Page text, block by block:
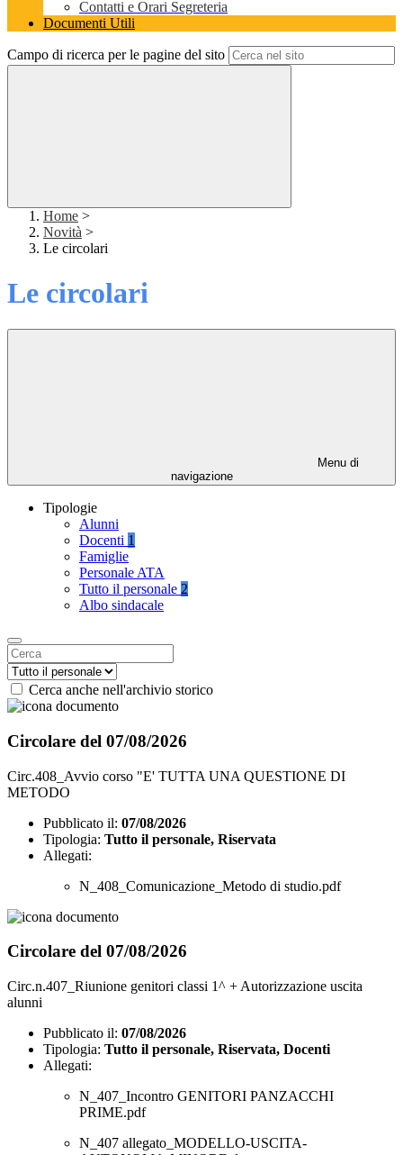
Contatti e Orari Segreteria
Documenti Utili
Campo di ricerca per le pagine del sito
Home >
Novità >
Le circolari
Le circolari
Menu di
navigazione
Tipologie
Alunni
Docenti 1
Famiglie
Personale ATA
Tutto il personale 2
Albo sindacale
Cerca anche nell'archivio storico
Circolare del 07/08/2026
Circ.408_Avvio corso "E' TUTTA UNA QUESTIONE DI
METODO
Pubblicato il: 07/08/2026
Tipologia: Tutto il personale, Riservata
Allegati:
N_408_Comunicazione_Metodo di studio.pdf
Circolare del 07/08/2026
Circ.n.407_Riunione genitori classi 1^ + Autorizzazione uscita
alunni
Pubblicato il: 07/08/2026
Tipologia: Tutto il personale, Riservata, Docenti
Allegati:
N_407_Incontro GENITORI PANZACCHI
PRIME.pdf
N_407 allegato_MODELLO-USCITA-